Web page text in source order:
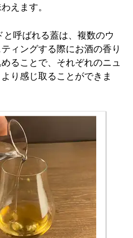
えます。
と呼ばれる蓋は、複数のウ
ィングする際にお酒の香り
ることで、それぞれのニュ
り感じ取ることができま